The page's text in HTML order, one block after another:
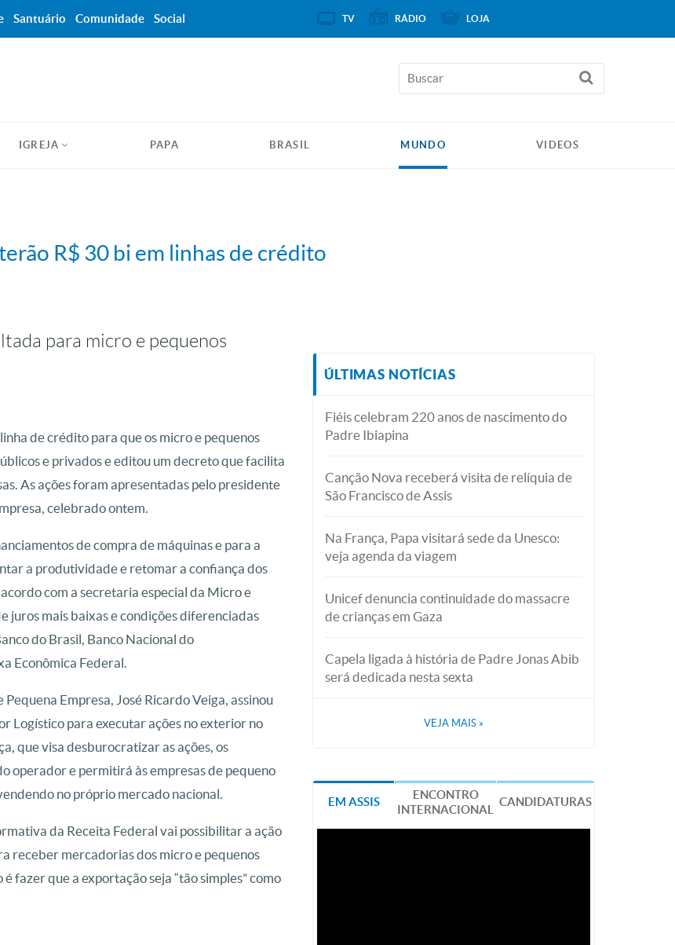
IGREJA PAPA BRASIL MUNDO VIDEOS
R$ 30 bi em linhas de crédito
para micro e pequenos
de crédito para que os micro e pequenos
e privados e editou um decreto que facilita
As ações foram apresentadas pelo presidente
celebrado ontem.
de compra de máquinas e para a
a produtividade e retomar a confiança dos
com a secretaria especial da Micro e
juros mais baixas e condições diferenciadas
do Brasil, Banco Nacional do
Econômica Federal.
Empresa, José Ricardo Veiga, assinou
Logístico para executar ações no exterior no
que visa desburocratizar as ações, os
operador e permitirá às empresas de pequeno
no próprio mercado nacional.
da Receita Federal vai possibilitar a ação
receber mercadorias dos micro e pequenos
fazer que a exportação seja “tão simples” como
ÚLTIMAS NOTÍCIAS
Fiéis celebram 220 anos de nascimento do
Padre Ibiapina
Canção Nova receberá visita de relíquia de
São Francisco de Assis
Na França, Papa visitará sede da Unesco:
veja agenda da viagem
Unicef denuncia continuidade do massacre
de crianças em Gaza
Capela ligada à história de Padre Jonas Abib
será dedicada nesta sexta
VEJA MAIS »
EM ASSIS
ENCONTRO
INTERNACIONAL
CANDIDATURAS
Santuário Comunidade Social TV RÁDIO LOJA